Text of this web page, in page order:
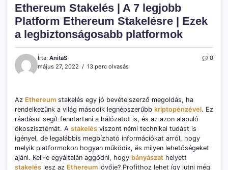
Ethereum Stakelés | A 7 legjobb
Platform Ethereum Stakelésre | Ezek
a legbiztonságosabb platformok
Írta: AnitaS
május 27, 2022
13 perc olvasás
0
Az Ethereum stakelés egy jó bevételszerző megoldás, ha
rendelkezünk a világ második legnépszerűbb kriptopénzével. Ez
ráadásul segít fenntartani a hálózatot is, és az azon alapuló
ökoszisztémát. A stakelés viszont némi technikai tudást is
igényel, de legalábbis megbízható információkat arról, hogy
melyik platformokon hogyan működik, és milyen lehetőségeket
ajánl. Kell-e egyáltalán aggódni, hogy bányászat helyett
stakelés lesz az Ethereum jövője? Profithoz lehet így jutni még